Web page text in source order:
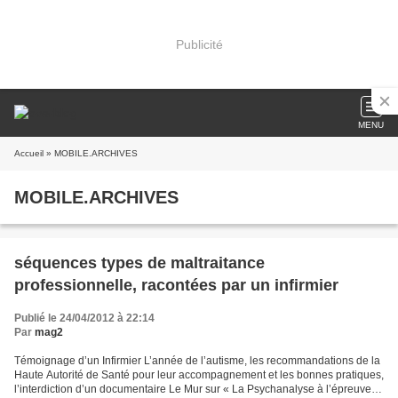
Publicité
MENU
Accueil » MOBILE.ARCHIVES
MOBILE.ARCHIVES
séquences types de maltraitance
professionnelle, racontées par un infirmier
Publié le 24/04/2012 à 22:14
Par mag2
Témoignage d’un Infirmier L’année de l’autisme, les recommandations de la
Haute Autorité de Santé pour leur accompagnement et les bonnes pratiques,
l’interdiction d’un documentaire Le Mur sur « La Psychanalyse à l’épreuve